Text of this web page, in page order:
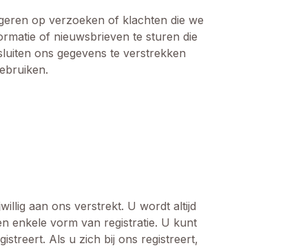
op verzoeken of klachten die we
of nieuwsbrieven te sturen die
ons gegevens te verstrekken
aan ons verstrekt. U wordt altijd
enkele vorm van registratie. U kunt
Als u zich bij ons registreert,